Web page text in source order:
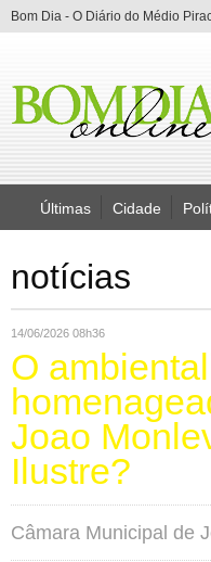
Bom Dia - O Diário do Médio
Últimas Cidade
notícias
14/06/2026 08h36
O
Joao
Ilustre?
Câmara Municipal de